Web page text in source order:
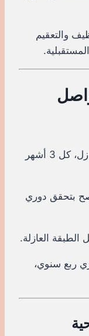
والتعقيم
كل 6 أشهر للمنازل، كل 3 أشهر
بتحقق دوري
ربع سنوي،